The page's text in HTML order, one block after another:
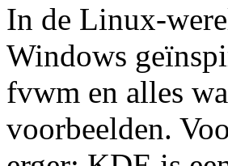
In de Linux-
Windows
fvwm en alles
voorbeelden.